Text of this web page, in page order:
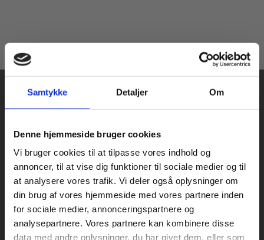
Samtykke Detaljer Om
Denne hjemmeside bruger cookies
Vi bruger cookies til at tilpasse vores indhold og
annoncer, til at vise dig funktioner til sociale medier og til
at analysere vores trafik. Vi deler også oplysninger om
din brug af vores hjemmeside med vores partnere inden
for sociale medier, annonceringspartnere og
analysepartnere. Vores partnere kan kombinere disse
data med andre oplysninger, du har givet dem, eller som
Praxis Forlag A/S
CVR 41280921
København
Vognmagergade 7, 5. sal
1120 København K
Køb læremidler og find masterclasses mm.
Fortsæt som:
For privatkunder og
studerende. Du får
For institutioner og
virksomheder. Du